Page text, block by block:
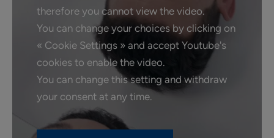
therefore you cannot view the video.
You can change your choices by clicking on
« Cookie Settings » and accept Youtube's
cookies to enable the video.
You can change this setting and withdraw
your consent at any time.